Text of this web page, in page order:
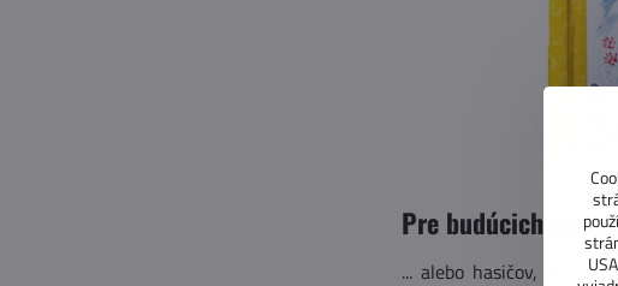
Pre budúcich
... alebo hasičov, ako sa